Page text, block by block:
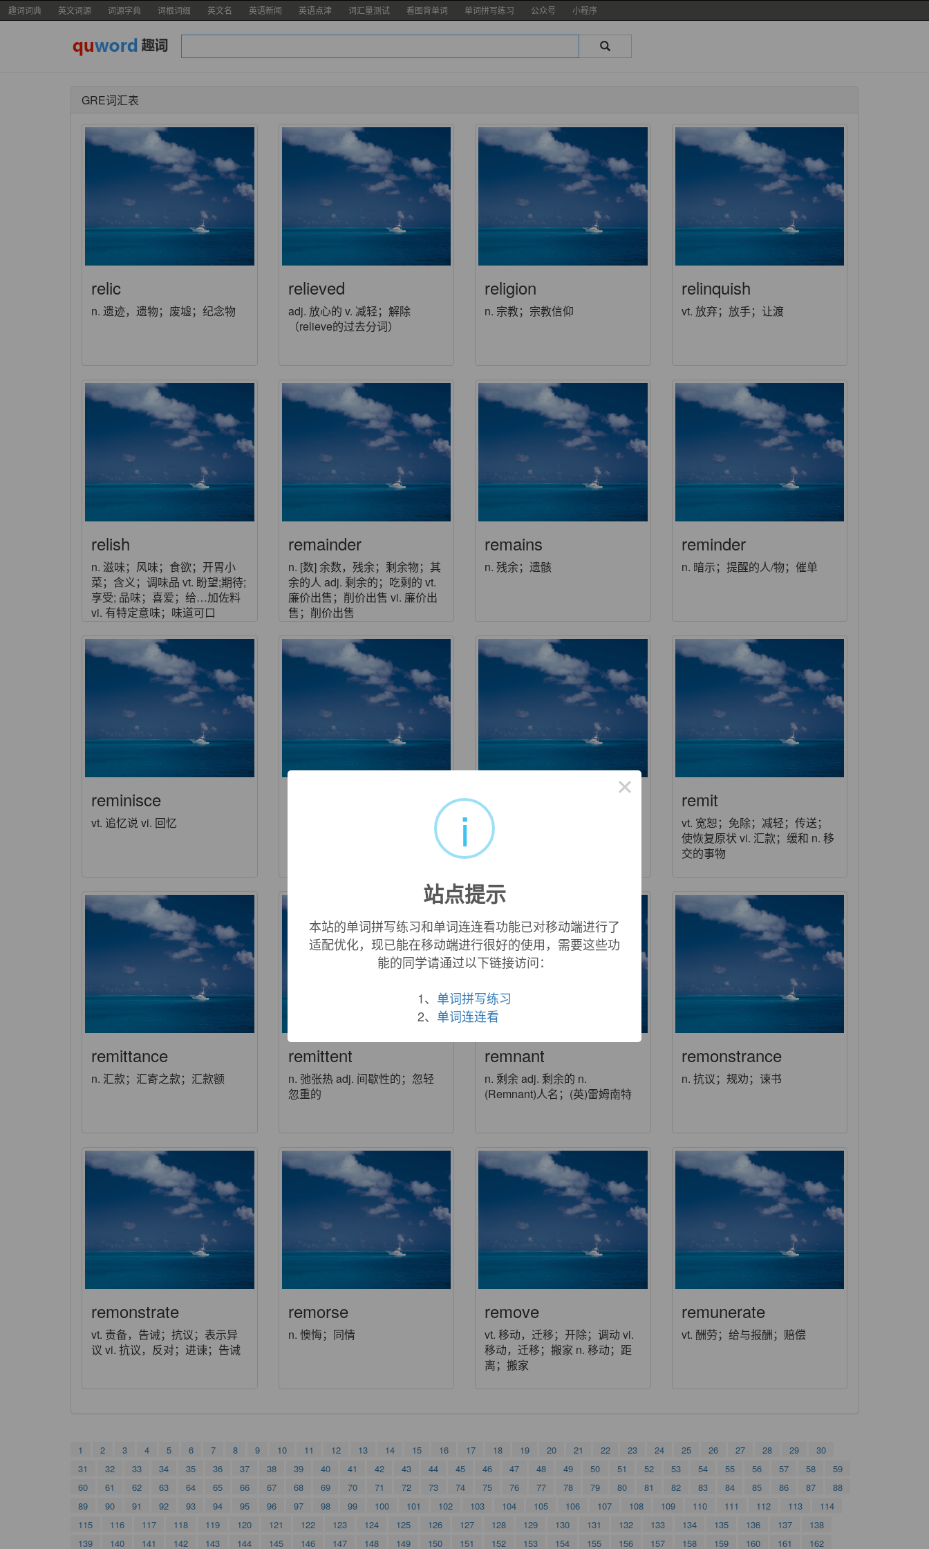
趣词词典 英文词源 词源字典 词根词缀 英文名 英语新闻 英语点津 词汇量测试 看图背单词 单词拼写练习 公众号 小程序
GRE词汇表
relic
n. 遗迹，遗物；废墟；纪念物
relieved
adj. 放心的 v. 减轻；解除
（relieve的过去分词）
religion
n. 宗教；宗教信仰
relinquish
vt. 放弃；放手；让渡
relish
n. 滋味；风味；食欲；开胃小
菜；含义；调味品 vt. 盼望;期待;
享受; 品味；喜爱；给…加佐料
vi. 有特定意味；味道可口
remainder
n. [数] 余数，残余；剩余物；其
余的人 adj. 剩余的；吃剩的 vt.
廉价出售；削价出售 vi. 廉价出
售；削价出售
remains
n. 残余；遗骸
reminder
n. 暗示；提醒的人/物；催单
reminisce
vt. 追忆说 vi. 回忆 adj. 怠慢的；迟缓的；不小心的
remission
n. 缓解；宽恕；豁免
remit
vt. 宽恕；免除；减轻；传送；
使恢复原状 vi. 汇款；缓和 n. 移
交的事物
remittance
n. 汇款；汇寄之款；汇款额
remittent
n. 弛张热 adj. 间歇性的；忽轻
忽重的
remnant
n. 剩余 adj. 剩余的 n.
(Remnant)人名；(英)雷姆南特
remonstrance
n. 抗议；规劝；谏书
remonstrate
vt. 责备，告诫；抗议；表示异
议 vi. 抗议，反对；进谏；告诫
remorse
n. 懊悔；同情
remove
vt. 移动，迁移；开除；调动 vi.
移动，迁移；搬家 n. 移动；距
离；搬家
remunerate
vt. 酬劳；给与报酬；赔偿
1 2 3 4 5 6 7 8 9 10 11 12 13 14 15 16 17 18 19 20 21 22 23 24 25 26 27 28 29
30
31
32 33 34 35 36 37 38 39 40 41 42 43 44 45 46 47 48 49 50 51 52 53 54 55 56 57 58
59
60
61 62 63 64 65 66 67 68 69 70 71 72 73 74 75 76 77 78 79 80 81 82 83 84 85 86 87
88
89
90 91 92 93 94 95 96 97 98 99 100 101 102 103 104 105 106 107 108 109 110 111 112 113
114
115
116 117 118 119 120 121 122 123 124 125 126 127 128 129 130 131 132 133 134 135 136 137
138
139
140 141 142 143 144 145 146 147 148 149 150 151 152 153 154 155 156 157 158 159 160 161 162
×
i
站点提示
本站的单词拼写练习和单词连连看功能已对移动端进行了
适配优化，现已能在移动端进行很好的使用，需要这些功
能的同学请通过以下链接访问：
1、 单词拼写练习
2、 单词连连看